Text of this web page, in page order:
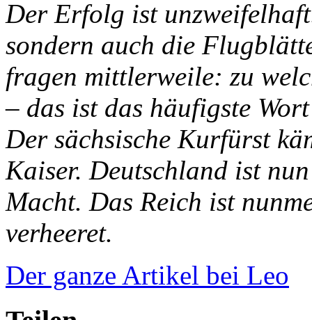
Der Erfolg ist
sondern auch die
fragen mittlerweile: zu
– das ist das häufigste
Der sächsische Kurfürst
Kaiser. Deutschland ist
Macht. Das Reich ist
verheeret.
Der ganze Artikel bei Leo